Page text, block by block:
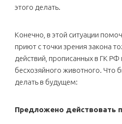
этого делать.
Конечно, в этой ситуации
приют с точки зрения закона
действий, прописанных в ГК
бесхозяйного животного. Что
делать в будущем:
Предложено действовать